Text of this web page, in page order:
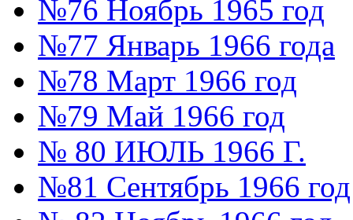
№76 Ноябрь 1965 год
№77 Январь 1966 года
№78 Март 1966 год
№79 Май 1966 год
№ 80 ИЮЛЬ 1966 Г.
№81 Сентябрь 1966 год